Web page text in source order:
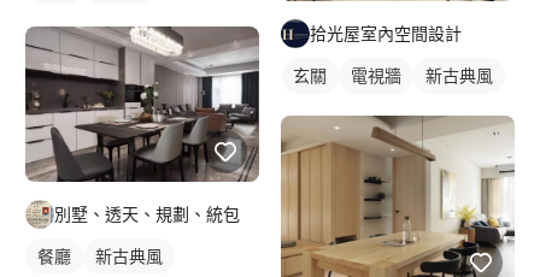
別墅、透天、規劃、統包
餐廳 新古典風
拾光屋室內空間設計
玄關 電視牆 新古典風